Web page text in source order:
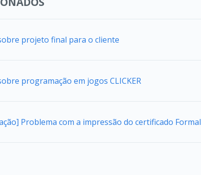
projeto final para o cliente
programação em jogos CLICKER
Problema com a impressão do certificado Formal